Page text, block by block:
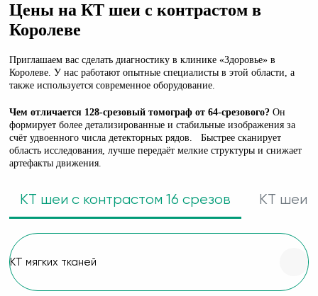
Цены на КТ шеи с контрастом в
Королеве
Приглашаем вас сделать диагностику в клинике «Здоровье» в
Королеве. У нас работают опытные специалисты в этой области, а
также используется современное оборудование.
Чем отличается 128-срезовый томограф от 64-срезового? Он
формирует более детализированные и стабильные изображения за
счёт удвоенного числа детекторных рядов. Быстрее сканирует
область исследования, лучше передаёт мелкие структуры и снижает
артефакты движения.
КТ шеи с контрастом 16 срезов КТ шеи
КТ мягких тканей